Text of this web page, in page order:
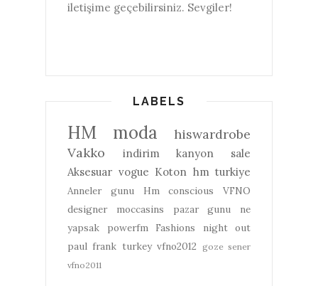
iletişime geçebilirsiniz. Sevgiler!
LABELS
HM moda
hiswardrobe
Vakko
indirim kanyon
sale
Aksesuar vogue Koton hm turkiye
Anneler gunu Hm conscious
VFNO
designer
moccasins
pazar gunu ne
yapsak
powerfm
Fashions night out
paul frank turkey vfno2012
goze sener
vfno2011